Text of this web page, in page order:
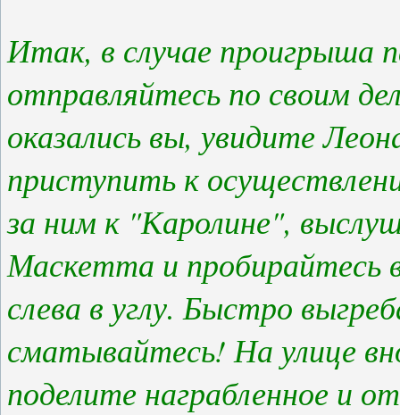
Итак, в случае проигрыша
отправляйтесь по своим
оказались вы, увидите
приступить к
за ним к "Каролине",
Маскетта и пробирайтесь
слева в углу. Быстро
сматывайтесь! На улице
поделите награбленное и